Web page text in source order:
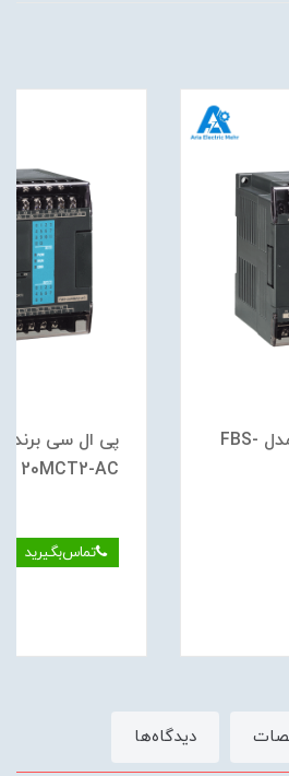
پی ال سی برند فتک مدل FBS-
20MCT2-AC
تماس‌بگیرید
دیدگاه‌ها